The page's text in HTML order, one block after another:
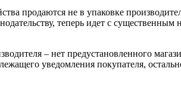
продаются не в упаковке
теперь идет с существенным
– нет предустановленного
уведомления покупателя,